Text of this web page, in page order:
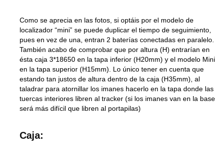
Como se aprecia en las fotos, si optáis por el modelo de
localizador “mini” se puede duplicar el tiempo de seguimiento,
pues en vez de una, entran 2 baterías conectadas en paralelo.
También acabo de comprobar que por altura (H) entrarían en
ésta caja 3*18650 en la tapa inferior (H20mm) y el modelo Mini
en la tapa superior (H15mm). Lo único tener en cuenta que
estando tan justos de altura dentro de la caja (H35mm), al
taladrar para atornillar los imanes hacerlo en la tapa donde las
tuercas interiores libren al tracker (si los imanes van en la base
será más difícil que libren al portapilas)
Caja: